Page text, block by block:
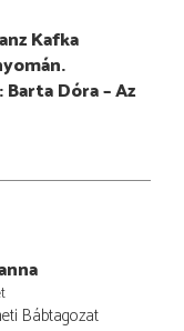
Kafka
Dóra – Az
Bábtagozat